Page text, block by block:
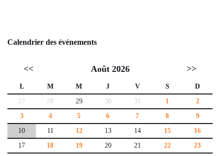
Calendrier des événements
<< Août 2026 >>
L M M J V S
D
27
28 29 30 31 1
2
3
4 5 6 7 8
9
10
11 12 13 14 15
16
17
18 19 20 21 22
23